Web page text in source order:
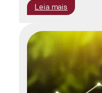
Leia mais
Ciclo
de
Palestras
no
âmbito
Disciplina